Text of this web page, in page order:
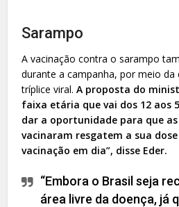
Sarampo
A vacinação contra o sarampo
durante a campanha, por meio da
tríplice viral.A proposta do
faixa etária que vai dos 12 aos
dar a oportunidade para que as
vacinaram resgatem a sua
vacinação em dia”, disse Eder.
“Embora o Brasil seja
área livre da doença, já